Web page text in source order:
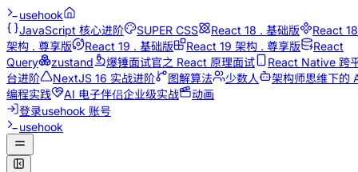
usehook
JavaScript 核心进阶
SUPER CSS React 18 . 基础版
React 18
架构 . 尊享版
React 19 . 基础版 React 19 架构 . 尊享版
React
Query
zustand 爆锤面试官之 React 原理面试
React Native 跨
台进阶
NextJS 16 实战进阶 图解算法 少数人
架构师思维下的
编程实践
AI 电子伴侣企业级实战
动画
登录usehook 账号
usehook